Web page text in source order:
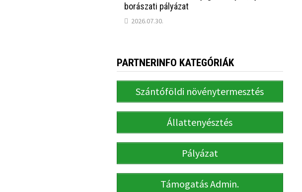
borászati pályázat
2026.07.30.
PARTNERINFO KATEGÓRIÁK
Szántóföldi növénytermesztés
Állattenyésztés
Pályázat
Támogatás Admin.